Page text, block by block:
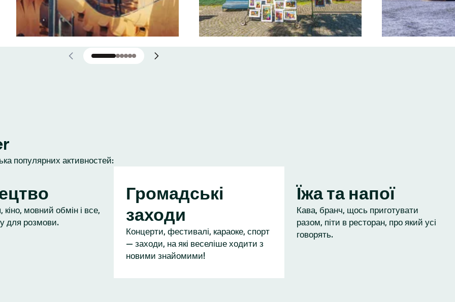
популярних активностей:
кіно, мовний обмін і все,
для розмови.
Громадські
заходи
Концерти, фестивалі, караоке, спорт
— заходи, на які веселіше ходити з
новими знайомими!
Їжа та напої
Кава, бранч, щось приготувати
разом, піти в ресторан, про який усі
говорять.